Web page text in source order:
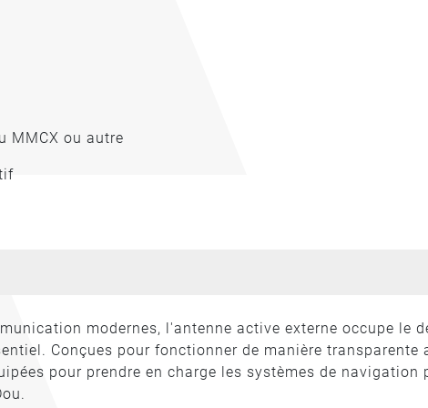
MMCX ou autre
modernes, l'antenne active externe occupe le
Conçues pour fonctionner de manière transparente
pour prendre en charge les systèmes de navigation